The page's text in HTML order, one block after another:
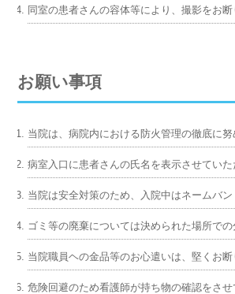
同室の患者さんの容体等により、撮影をお
お願い事項
当院は、病院内における防火管理の徹底に
病室入口に患者さんの氏名を表示させてい
当院は安全対策のため、入院中はネームバ
ゴミ等の廃棄については決められた場所での
当院職員ヘの金品等のお心遣いは、堅くお断
危険回避のため看護師が持ち物の確認をさ